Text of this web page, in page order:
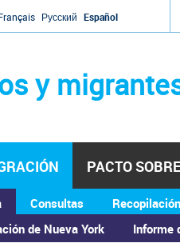
Русский Español
y
de Nueva York Informe
Consultas Recopilación
PACTO